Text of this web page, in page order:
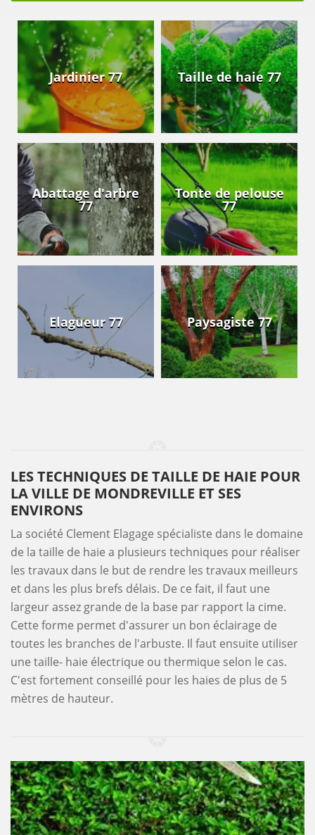
Jardinier 77 Taille de haie 77
Abattage d'arbre
77
Tonte de pelouse
77
Elagueur 77 Paysagiste 77
LES TECHNIQUES DE TAILLE DE HAIE POUR
LA VILLE DE MONDREVILLE ET SES
ENVIRONS
La société Clement Elagage spécialiste dans le domaine
de la taille de haie a plusieurs techniques pour réaliser
les travaux dans le but de rendre les travaux meilleurs
et dans les plus brefs délais. De ce fait, il faut une
largeur assez grande de la base par rapport la cime.
Cette forme permet d'assurer un bon éclairage de
toutes les branches de l'arbuste. Il faut ensuite utiliser
une taille- haie électrique ou thermique selon le cas.
C'est fortement conseillé pour les haies de plus de 5
mètres de hauteur.